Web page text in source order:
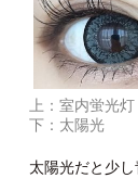
上：室内蛍光灯
下：太陽光
太陽光だと少し